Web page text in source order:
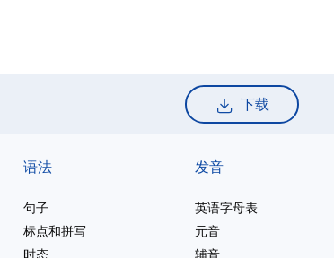
下载
语法
句子
标点和拼写
时态
发音
英语字母表
元音
辅音